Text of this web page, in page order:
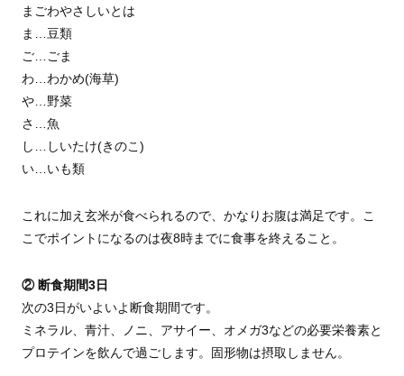
まごわやさしいとは
ま…豆類
ご…ごま
わ…わかめ(海草)
や…野菜
さ…魚
し…しいたけ(きのこ)
い…いも類
これに加え玄米が食べられるので、かなりお腹は満足です。こ
こでポイントになるのは夜8時までに食事を終えること。
② 断食期間3日
次の3日がいよいよ断食期間です。
ミネラル、青汁、ノニ、アサイー、オメガ3などの必要栄養素と
プロテインを飲んで過ごします。固形物は摂取しません。